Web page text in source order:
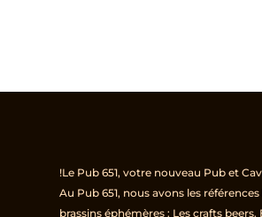
!Le Pub 651, votre nouveau Pub et
Au Pub 651, nous avons les
brassins éphémères : Les crafts